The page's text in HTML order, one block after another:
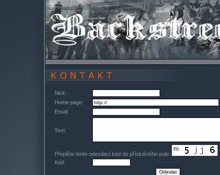
Nick:
Home page:
Email:
Text:
Přepište tento odesílací kód do příslušného pole:
Kód: